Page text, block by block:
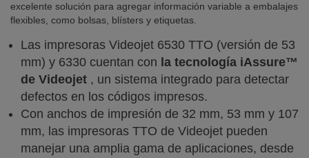
excelente solución para agregar información variable a embalajes
flexibles, como bolsas, blísters y etiquetas.
Las impresoras Videojet 6530 TTO (versión de 53
mm) y 6330 cuentan con la tecnología iAssure™
de Videojet , un sistema integrado para detectar
defectos en los códigos impresos.
Con anchos de impresión de 32 mm, 53 mm y 107
mm, las impresoras TTO de Videojet pueden
manejar una amplia gama de aplicaciones, desde